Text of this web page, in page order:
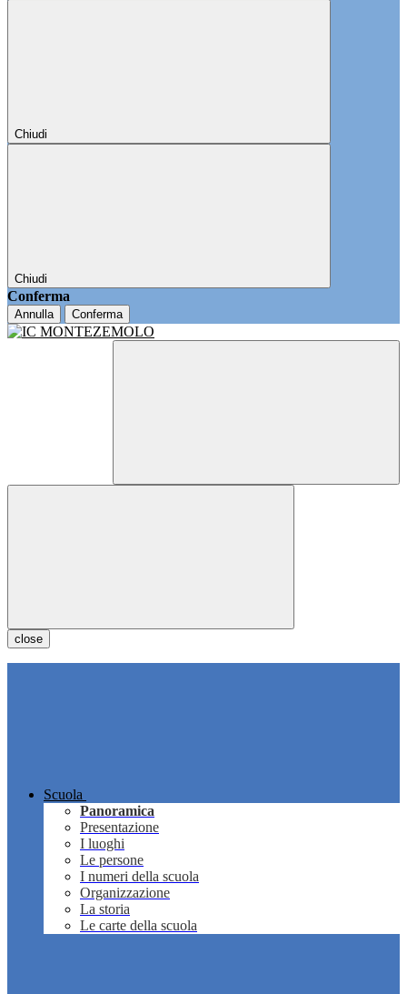
Chiudi
Chiudi
Conferma
Annulla Conferma
close
Scuola
Panoramica
Presentazione
I luoghi
Le persone
I numeri della scuola
Organizzazione
La storia
Le carte della scuola